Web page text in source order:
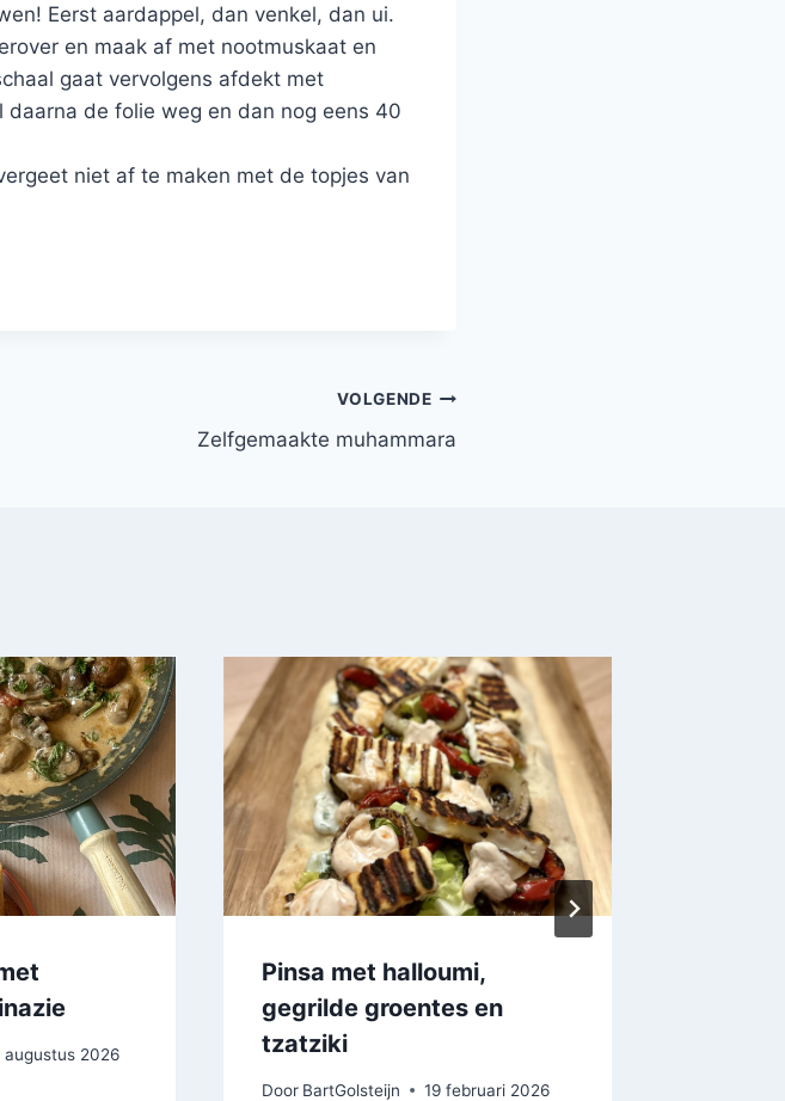
Eerst aardappel, dan venkel, dan ui.
en maak af met nootmuskaat en
gaat vervolgens afdekt met
de folie weg en dan nog eens 40
niet af te maken met de topjes van
VOLGENDE
Zelfgemaakte muhammara
augustus 2026
Pinsa met halloumi,
gegrilde groentes en
tzatziki
Door BartGolsteijn 19 februari 2026